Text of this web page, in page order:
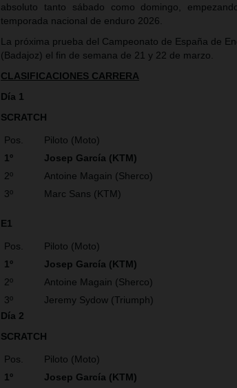
absoluto tanto sábado como domingo,
temporada nacional de enduro 2026.
La próxima prueba del Campeonato de España de
(Badajoz) el fin de semana de 21 y 22 de marzo.
CLASIFICACIONES CARRERA
Día 1
SCRATCH
Pos.
Piloto (Moto)
1º
Josep García (KTM)
2º
Antoine Magain (Sherco)
3º
Marc Sans (KTM)
E1
Pos.
Piloto (Moto)
1º
Josep García (KTM)
2º
Antoine Magain (Sherco)
3º
Jeremy Sydow (Triumph)
Día 2
SCRATCH
Pos.
Piloto (Moto)
1º
Josep García (KTM)